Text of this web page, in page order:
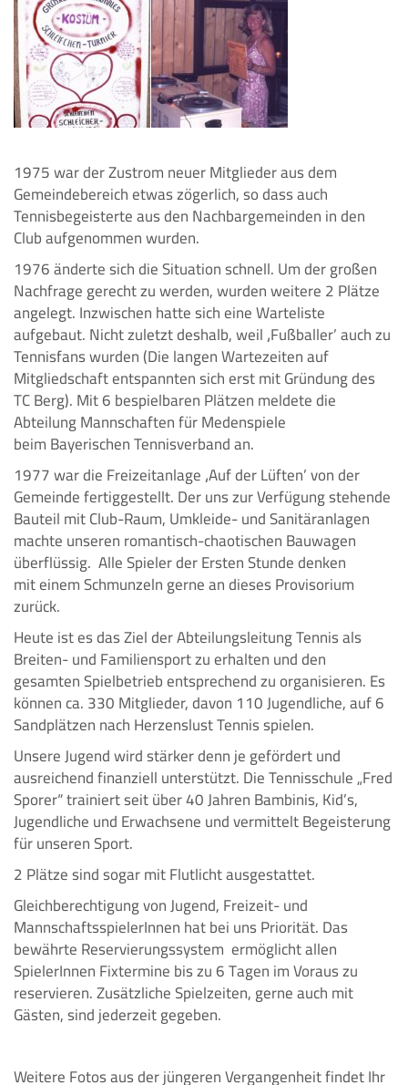
1975 war der Zustrom neuer Mitglieder aus dem
Gemeindebereich etwas zögerlich, so dass auch
Tennisbegeisterte aus den Nachbargemeinden in den
Club aufgenommen wurden.
1976 änderte sich die Situation schnell. Um der großen
Nachfrage gerecht zu werden, wurden weitere 2 Plätze
angelegt. Inzwischen hatte sich eine Warteliste
aufgebaut. Nicht zuletzt deshalb, weil ‚Fußballer’ auch zu
Tennisfans wurden (Die langen Wartezeiten auf
Mitgliedschaft entspannten sich erst mit Gründung des
TC Berg). Mit 6 bespielbaren Plätzen meldete die
Abteilung Mannschaften für Medenspiele
beim Bayerischen Tennisverband an.
1977 war die Freizeitanlage ‚Auf der Lüften’ von der
Gemeinde fertiggestellt. Der uns zur Verfügung stehende
Bauteil mit Club-Raum, Umkleide- und Sanitäranlagen
machte unseren romantisch-chaotischen Bauwagen
überflüssig. Alle Spieler der Ersten Stunde denken
mit einem Schmunzeln gerne an dieses Provisorium
zurück.
Heute ist es das Ziel der Abteilungsleitung Tennis als
Breiten- und Familiensport zu erhalten und den
gesamten Spielbetrieb entsprechend zu organisieren. Es
können ca. 330 Mitglieder, davon 110 Jugendliche, auf 6
Sandplätzen nach Herzenslust Tennis spielen.
Unsere Jugend wird stärker denn je gefördert und
ausreichend finanziell unterstützt. Die Tennisschule „Fred
Sporer“ trainiert seit über 40 Jahren Bambinis, Kid’s,
Jugendliche und Erwachsene und vermittelt Begeisterung
für unseren Sport.
2 Plätze sind sogar mit Flutlicht ausgestattet.
Gleichberechtigung von Jugend, Freizeit- und
MannschaftsspielerInnen hat bei uns Priorität. Das
bewährte Reservierungssystem ermöglicht allen
SpielerInnen Fixtermine bis zu 6 Tagen im Voraus zu
reservieren. Zusätzliche Spielzeiten, gerne auch mit
Gästen, sind jederzeit gegeben.
Weitere Fotos aus der jüngeren Vergangenheit findet Ihr